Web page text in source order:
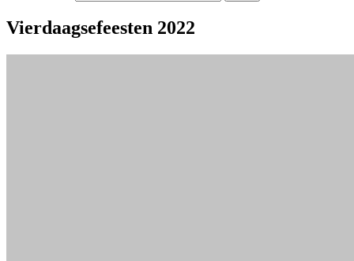
Vierdaagsefeesten 2022